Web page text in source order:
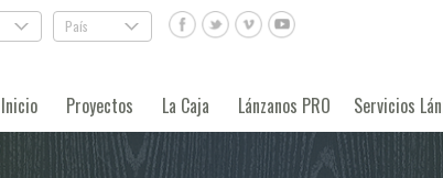
. País .
Inicio Proyectos La Caja Lánzanos PRO Servicios